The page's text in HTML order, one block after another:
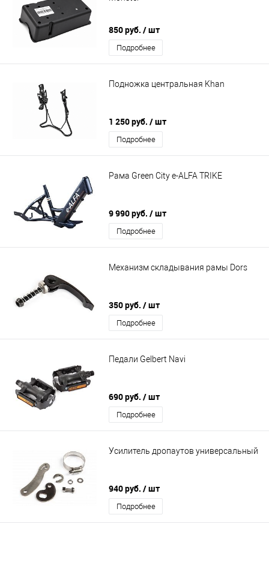
850 руб. / шт
Подробнее
Подножка центральная Khan
1 250 руб. / шт
Подробнее
Рама Green City e-ALFA TRIKE
9 990 руб. / шт
Подробнее
Механизм складывания рамы Dors
350 руб. / шт
Подробнее
Педали Gelbert Navi
690 руб. / шт
Подробнее
Усилитель дропаутов универсальный
940 руб. / шт
Подробнее